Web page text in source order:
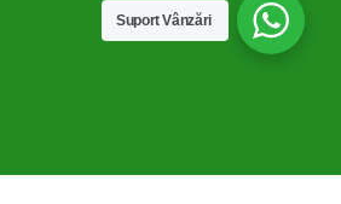
Suport Vânzări